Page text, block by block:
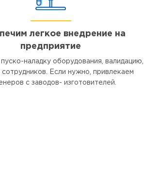
легкое внедрение на
предприятие
наладку оборудования, валидацию,
сотрудников. Если нужно, привлекаем
с заводов- изготовителей.